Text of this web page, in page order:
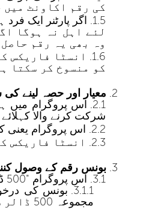
کی رقم اکاونٹ میں
لئے اہل نہ ہوگا
وہ بھی یہ رقم
انسٹا فاریکس
کو منسوخ کر سکتا
معیار اور حصہ لینے
شرکت کرنے والا کہلائے
اس پروگرام یعنی کہ 500 ڈالرز کا ایفی لی ایٹ ریوارڈ میں حصہ لینے کے لئے آپ کو دینا ہوگی
انسٹا فاریکس
بونس رقم کے وصول
اس پروگرام "500 ڈالر کی ایفی لی ایٹ کمیشن"کو حاصل کرنے والے کو وصول کنندہ کہا جائے گا
بونس کی
مجموعہ 500 ڈالر سے ذائد ہر صارف کے اکاونٹ میں ہو